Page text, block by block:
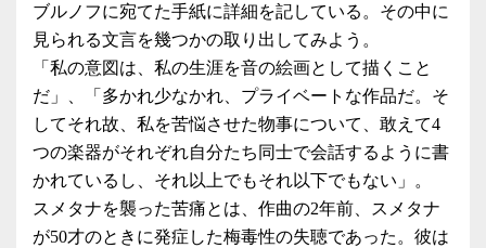
ブルノフに宛てた手紙に詳細を記している。その中に
見られる文言を幾つかの取り出してみよう。
「私の意図は、私の生涯を音の絵画として描くこと
だ」、「多かれ少なかれ、プライベートな作品だ。そ
してそれ故、私を苦悩させた物事について、敢えて4
つの楽器がそれぞれ自分たち同士で会話するように書
かれているし、それ以上でもそれ以下でもない」。
スメタナを襲った苦痛とは、作曲の2年前、スメタナ
が50才のときに発症した梅毒性の失聴であった。彼は